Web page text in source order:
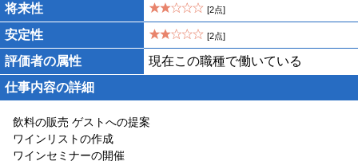
将来性 [2点]
安定性 [2点]
評価者の属性
現在この職種で働いている
仕事内容の詳細
飲料の販売 ゲストへの提案
ワインリストの作成
ワインセミナーの開催